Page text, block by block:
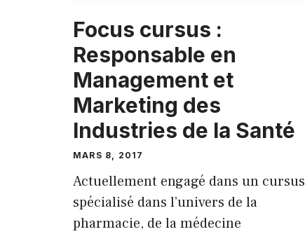
Focus cursus :
Responsable en
Management et
Marketing des
Industries de la Santé
MARS 8, 2017
Actuellement engagé dans un cursus
spécialisé dans l’univers de la
pharmacie, de la médecine